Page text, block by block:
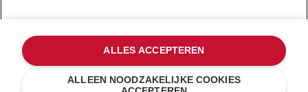
Mijn cookies beheren Privacyverklaring
Cookiebeleid
Andere landen
Online geschillenafhandeling
ALLEEN NOODZAKELIJKE COOKIES
ALLES ACCEPTEREN